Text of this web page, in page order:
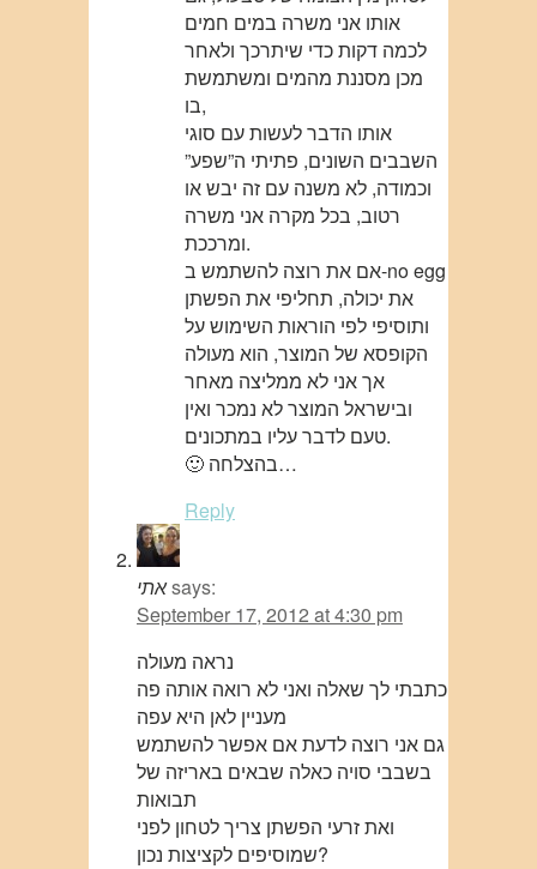
אותו אני משרה במים חמים
לכמה דקות כדי שיתרכך ולאחר
מכן מסננת מהמים ומשתמשת
בו,
אותו הדבר לעשות עם סוגי
השבבים השונים, פתיתי ה”שפע”
וכמודה, לא משנה עם זה יבש או
רטוב, בכל מקרה אני משרה
ומרככת.
אם את רוצה להשתמש ב-no egg
את יכולה, תחליפי את הפשתן
ותוסיפי לפי הוראות השימוש על
הקופסא של המוצר, הוא מעולה
אך אני לא ממליצה מאחר
ובישראל המוצר לא נמכר ואין
טעם לדבר עליו במתכונים.
🙂 בהצלחה…
Reply
אתיsays:
September 17, 2012 at 4:30 pm
נראה מעולה
כתבתי לך שאלה ואני לא רואה אותה פה
מעניין לאן היא עפה
גם אני רוצה לדעת אם אפשר להשתמש
בשבבי סויה כאלה שבאים באריזה של
תבואות
ואת זרעי הפשתן צריך לטחון לפני
שמוסיפים לקציצות נכון?